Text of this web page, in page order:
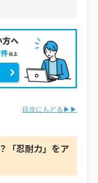
目次にもどる▶▶
「忍耐力」をア